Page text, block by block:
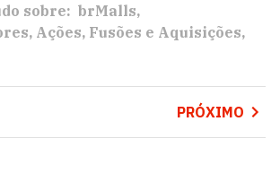
sobre: brMalls
Ações Fusões e Aquisições
PRÓXIMO